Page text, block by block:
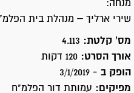
מנחה:
שירי ארליך – מנהלת בית
מס' קלטת:
אורך הסרט:
הופק ב -
מפיקים: עמותת דור הפלמ"ח